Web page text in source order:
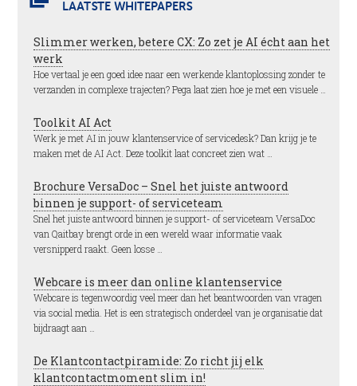
LAATSTE WHITEPAPERS
Slimmer werken, betere CX: Zo zet je AI écht aan het
werk
Hoe vertaal je een goed idee naar een werkende klantoplossing zonder te
verzanden in complexe trajecten? Pega laat zien hoe je met een visuele …
Toolkit AI Act
Werk je met AI in jouw klantenservice of servicedesk? Dan krijg je te
maken met de AI Act. Deze toolkit laat concreet zien wat …
Brochure VersaDoc – Snel het juiste antwoord
binnen je support- of serviceteam
Snel het juiste antwoord binnen je support- of serviceteam VersaDoc
van Qaitbay brengt orde in een wereld waar informatie vaak
versnipperd raakt. Geen losse …
Webcare is meer dan online klantenservice
Webcare is tegenwoordig veel meer dan het beantwoorden van vragen
via social media. Het is een strategisch onderdeel van je organisatie dat
bijdraagt aan …
De Klantcontactpiramide: Zo richt jij elk
klantcontactmoment slim in!